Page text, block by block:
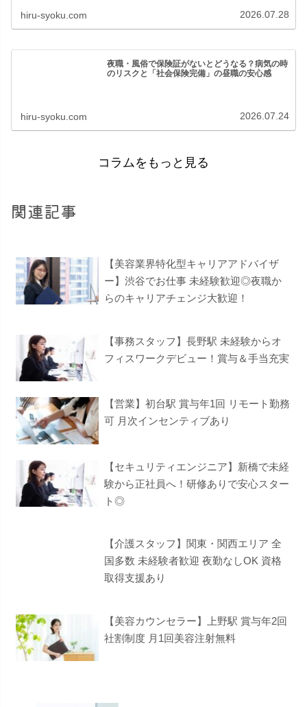
hiru-syoku.com 2026.07.28
夜職・風俗で保険証がないとどうなる？病気の時
のリスクと「社会保険完備」の昼職の安心感
hiru-syoku.com 2026.07.24
コラムをもっと見る
関連記事
【美容業界特化型キャリアアドバイザ
ー】渋谷でお仕事 未経験歓迎◎夜職か
らのキャリアチェンジ大歓迎！
【事務スタッフ】長野駅 未経験からオ
フィスワークデビュー！賞与＆手当充実
【営業】初台駅 賞与年1回 リモート勤務
可 月次インセンティブあり
【セキュリティエンジニア】新橋で未経
験から正社員へ！研修ありで安心スター
ト◎
【介護スタッフ】関東・関西エリア 全
国多数 未経験者歓迎 夜勤なしOK 資格
取得支援あり
【美容カウンセラー】上野駅 賞与年2回
社割制度 月1回美容注射無料